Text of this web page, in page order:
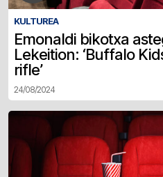
KULTUREA
Emonaldi bikotxa
Lekeition: ‘Buffalo
rifle’
24/08/2024